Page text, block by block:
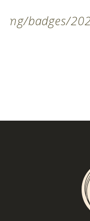
badges/